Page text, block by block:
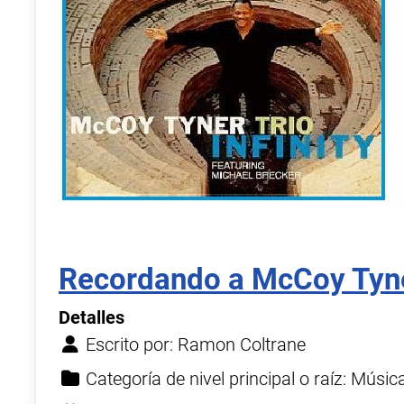
Recordando a McCoy
Detalles
Escrito por: Ramon Coltrane
Categoría de nivel principal o raíz: